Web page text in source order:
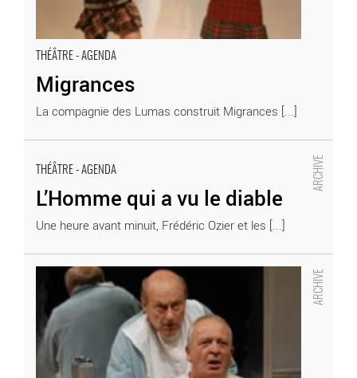
THÉÂTRE - AGENDA
Migrances
La compagnie des Lumas construit Migrances [...]
THÉÂTRE - AGENDA
L’Homme qui a vu le diable
Une heure avant minuit, Frédéric Ozier et les [...]
Révélations - Critique sortie Théâtre